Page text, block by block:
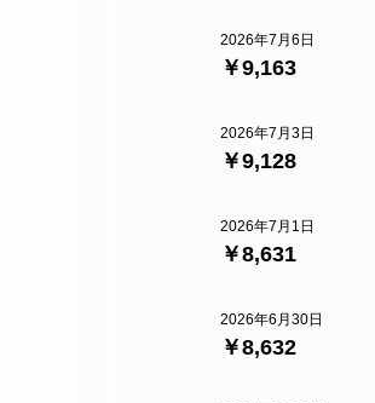
￥9,163
2026年7月6日
￥9,128
2026年7月3日
￥8,631
2026年7月1日
￥8,632
2026年6月30日